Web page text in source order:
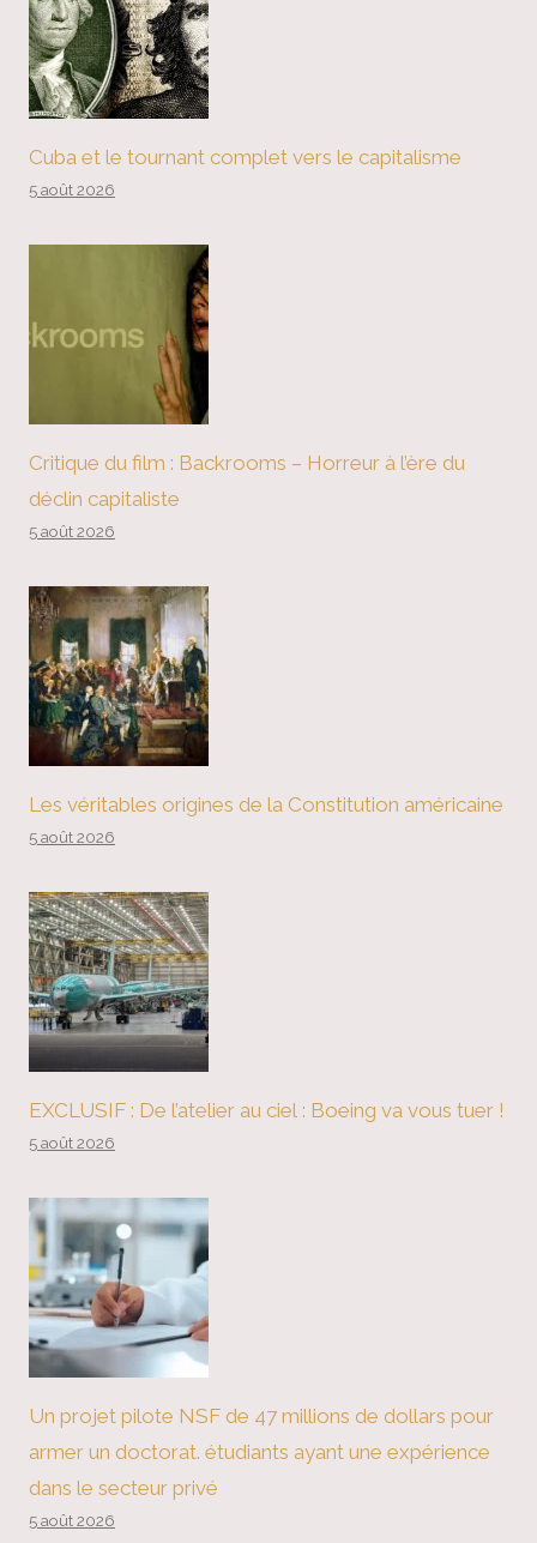
Cuba et le tournant complet vers le capitalisme
5 août 2026
Critique du film : Backrooms – Horreur à l’ère du
déclin capitaliste
5 août 2026
Les véritables origines de la Constitution américaine
5 août 2026
EXCLUSIF : De l’atelier au ciel : Boeing va vous tuer !
5 août 2026
Un projet pilote NSF de 47 millions de dollars pour
armer un doctorat. étudiants ayant une expérience
dans le secteur privé
5 août 2026